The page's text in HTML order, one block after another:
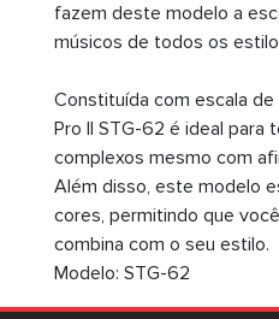
fazem deste modelo a
músicos de todos os
Constituída com escala
Pro II STG-62 é ideal para
complexos mesmo com
Além disso, este modelo
cores, permitindo que
combina com o seu estilo.
Modelo: STG-62